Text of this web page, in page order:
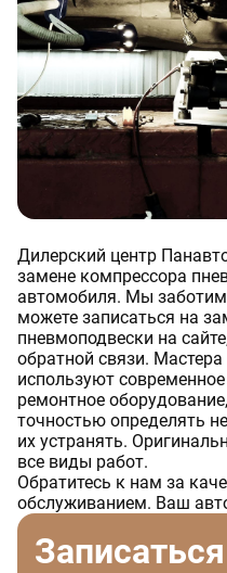
Дилерский центр
замене компрессора
автомобиля. Мы
можете записаться на
пневмоподвески на
обратной связи. Мастера
используют
ремонтное
точностью определять
их устранять.
все виды работ.
Обратитесь к нам за
обслуживанием. Ваш